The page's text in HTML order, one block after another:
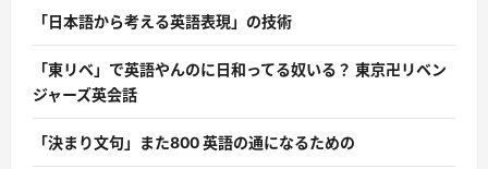
「日本語から考える英語表現」の技術
「東リベ」で英語やんのに日和ってる奴いる？ 東京卍リベン
ジャーズ英会話
「決まり文句」また800 英語の通になるための